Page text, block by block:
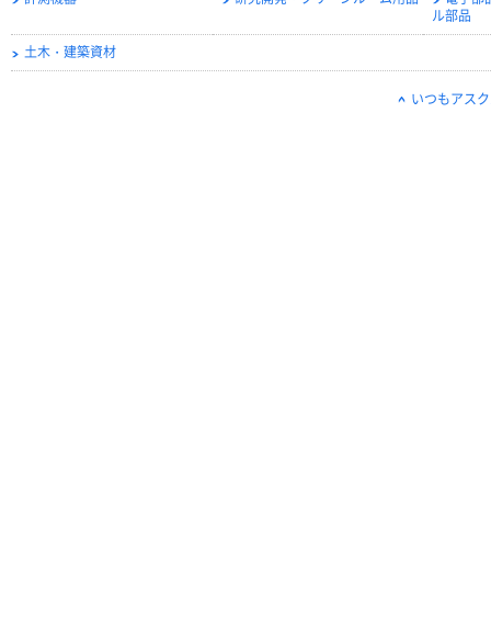
ル部品
土木・建築資材
いつもアス